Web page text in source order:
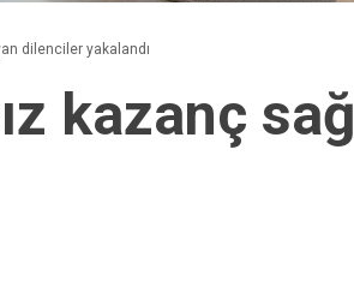
dilenciler yakalandı
kazanç